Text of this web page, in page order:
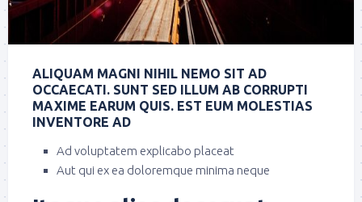
ALIQUAM MAGNI NIHIL NEMO SIT AD
OCCAECATI. SUNT SED ILLUM AB CORRUPTI
MAXIME EARUM QUIS. EST EUM MOLESTIAS
INVENTORE AD
Ad voluptatem explicabo placeat
Aut qui ex ea doloremque minima neque